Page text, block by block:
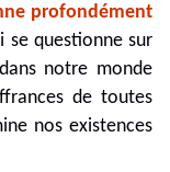
profondément
se questionne sur
notre monde
de toutes
nos existences